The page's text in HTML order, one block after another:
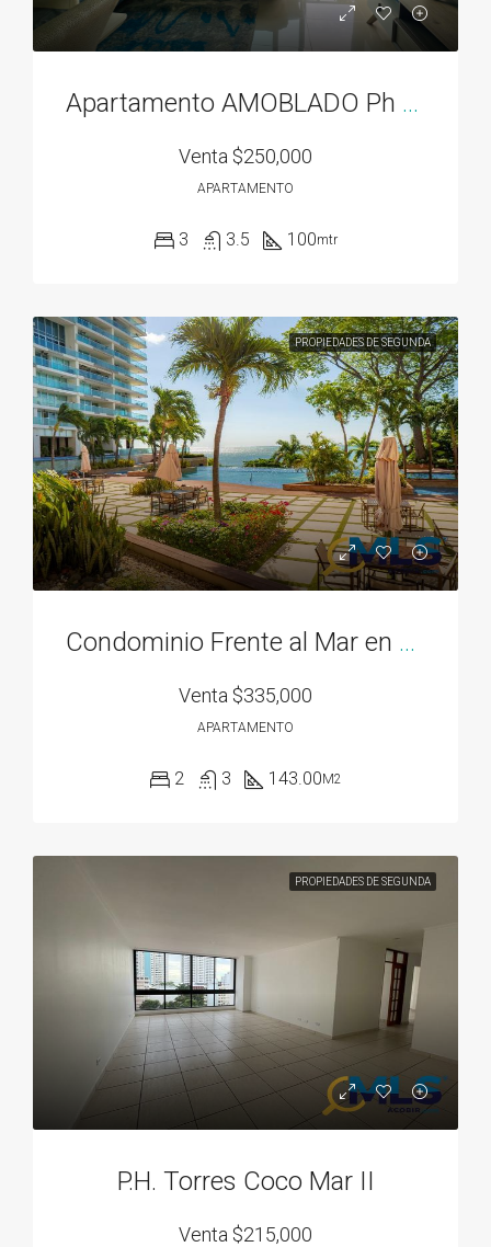
Apartamento AMOBLADO Ph Residencias del Sol acceso directo al Parque Omar
Venta $250,000
APARTAMENTO
3 3.5 100mtr
PROPIEDADES DE SEGUNDA
Condominio Frente al Mar en Bahía Gorgona
Venta $335,000
APARTAMENTO
2 3 143.00M2
PROPIEDADES DE SEGUNDA
P.H. Torres Coco Mar II
Venta $215,000